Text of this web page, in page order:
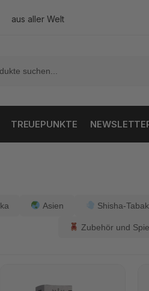
aus aller Welt
TREUEPUNKTE
Asien Shisha-Tabak
Zubehör und